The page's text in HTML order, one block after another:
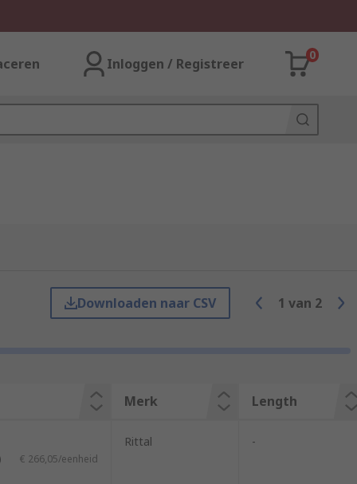
Inloggen / Registreer
0
Downloaden naar CSV 1 van 2
Merk Length
€ 266,05/eenheid
Rittal -